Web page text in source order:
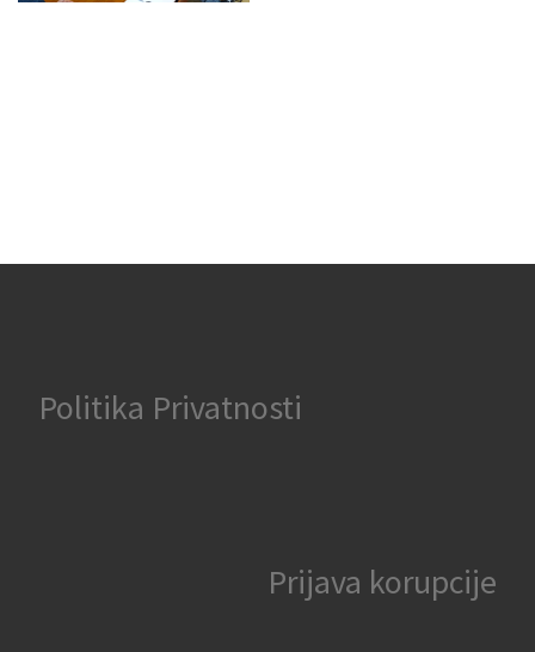
Politika Privatnosti
Prijava korupcije